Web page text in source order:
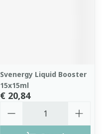
Svenergy Liquid Booster
15x15ml
€ 20,84